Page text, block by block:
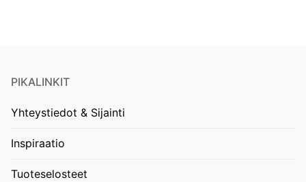
PIKALINKIT
Yhteystiedot & Sijainti
Inspiraatio
Tuoteselosteet